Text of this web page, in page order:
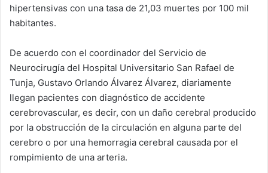
hipertensivas con una tasa de 21,03 muertes por 100 mil
habitantes.
De acuerdo con el coordinador del Servicio de
Neurocirugía del Hospital Universitario San Rafael de
Tunja, Gustavo Orlando Álvarez Álvarez, diariamente
llegan pacientes con diagnóstico de accidente
cerebrovascular, es decir, con un daño cerebral producido
por la obstrucción de la circulación en alguna parte del
cerebro o por una hemorragia cerebral causada por el
rompimiento de una arteria.